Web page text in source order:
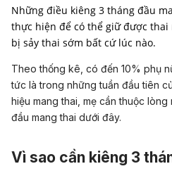
Những điều kiêng 3 tháng đầu
thực hiện để có thể giữ được
Theo thống kê, có đến 10% phụ
tức là trong những tuần đầu tiên
hiệu mang thai , mẹ cần thuộc
đầu mang thai dưới đây.
Vì sao cần kiêng 3